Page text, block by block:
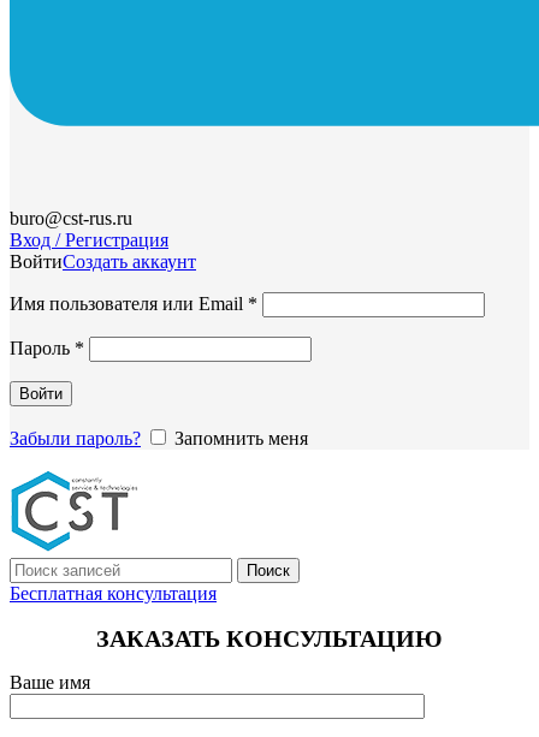
buro@cst-rus.ru
Вход / Регистрация
ВойтиСоздать аккаунт
Имя пользователя или Email *
Пароль *
Войти
Забыли пароль? Запомнить меня
Поиск
Бесплатная консультация
ЗАКАЗАТЬ КОНСУЛЬТАЦИЮ
Ваше имя